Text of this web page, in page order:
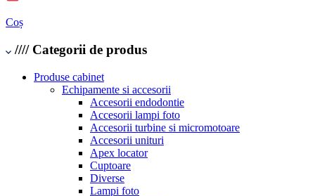
Coș
//// Categorii de produs
Produse cabinet
Echipamente si accesorii
Accesorii endodontie
Accesorii lampi foto
Accesorii turbine si micromotoare
Accesorii unituri
Apex locator
Cuptoare
Diverse
Lampi foto